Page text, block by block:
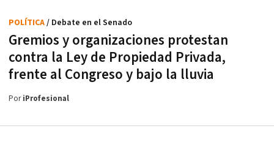
Gremios y organizaciones protestan
contra la Ley de Propiedad Privada,
frente al Congreso y bajo la lluvia
POLÍTICA/ Debate en el Senado
PoriProfesional